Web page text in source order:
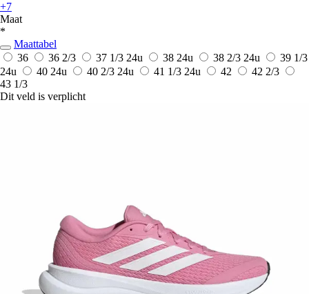
+7
Maat
*
Maattabel
36
36 2/3 37 1/3 24u 38 24u 38 2/3 24u
39 1/3
24u
40 24u 40 2/3 24u 41 1/3 24u 42
42 2/3
43 1/3
Dit veld is verplicht